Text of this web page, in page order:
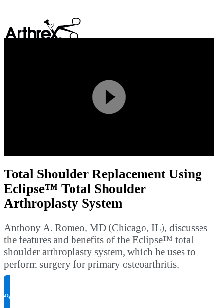
Play
Video
Total Shoulder Replacement Using
Eclipse™ Total Shoulder
Arthroplasty System
Anthony A. Romeo, MD (Chicago, IL), discusses
the features and benefits of the Eclipse™ total
shoulder arthroplasty system, which he uses to
perform surgery for primary osteoarthritis.
Produktinformationen anfragen